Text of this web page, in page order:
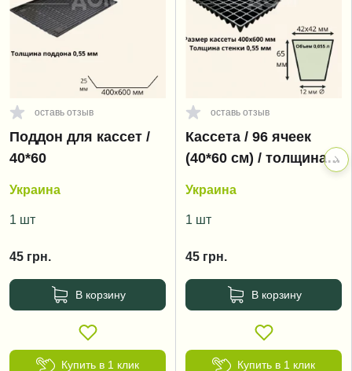
оставь отзыв
Поддон для кассет /
40*60
Украина
1 шт
45 грн.
В корзину
Купить в 1 клик
оставь отзыв
Кассета / 96 ячеек
(40*60 см) / толщина
Украина
1 шт
45 грн.
В корзину
Купить в 1 клик